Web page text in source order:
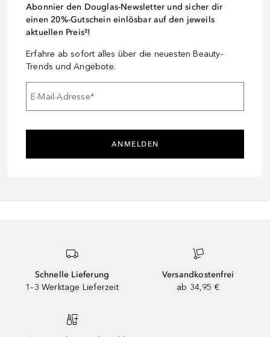
Abonnier den Douglas-Newsletter und sicher dir
einen 20%-Gutschein einlösbar auf den jeweils
aktuellen Preis²!
Erfahre ab sofort alles über die neuesten Beauty-
Trends und Angebote.
E-Mail-Adresse*
ANMELDEN
Schnelle Lieferung
1–3 Werktage Lieferzeit
Versandkostenfrei
ab 34,95 €